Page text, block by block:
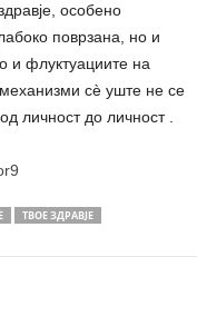
особено
поврзана, но и
и флуктуациите на
сè уште не се
личност до личност .
ТВОЕ ЗДРАВЈЕ